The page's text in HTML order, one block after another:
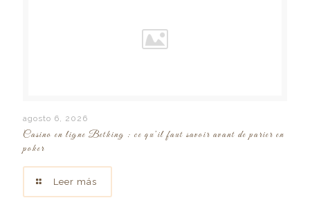
agosto 6, 2026
Casino en ligne Betking : ce qu’il faut savoir avant de parier en
poker
Leer más